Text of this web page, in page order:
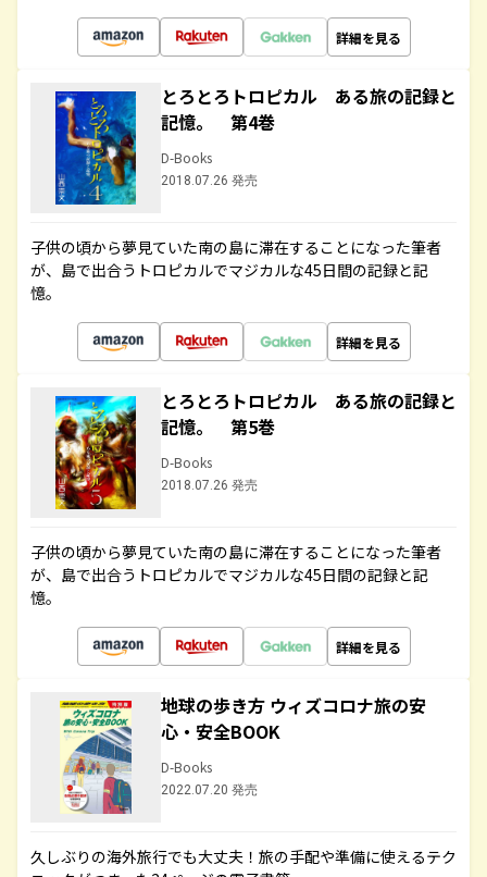
詳細を見る
とろとろトロピカル ある旅の記録と
記憶。 第4巻
D-Books
2018.07.26 発売
子供の頃から夢見ていた南の島に滞在することになった筆者
が、島で出合うトロピカルでマジカルな45日間の記録と記
憶。
詳細を見る
とろとろトロピカル ある旅の記録と
記憶。 第5巻
D-Books
2018.07.26 発売
子供の頃から夢見ていた南の島に滞在することになった筆者
が、島で出合うトロピカルでマジカルな45日間の記録と記
憶。
詳細を見る
地球の歩き方 ウィズコロナ旅の安
心・安全BOOK
D-Books
2022.07.20 発売
久しぶりの海外旅行でも大丈夫！旅の手配や準備に使えるテク